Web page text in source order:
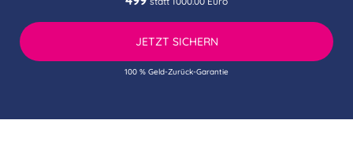
JETZT SICHERN
100 % Geld-Zurück-Garantie